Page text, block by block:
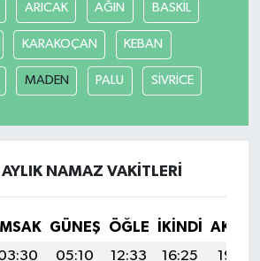
ARICAK AĞIN BASKİL
KARAKOÇAN KEBAN
MADEN PALU SİVRİCE
NAMAZ VAKITLERI
İMSAK GÜNEŞ ÖĞLE İKINDI
05:10 12:33 16:25
19:46